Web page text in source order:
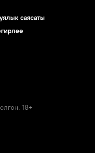
саясаты
18+